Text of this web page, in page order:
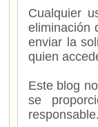
Cualquier
eliminación
enviar la
quien
Este blog
se